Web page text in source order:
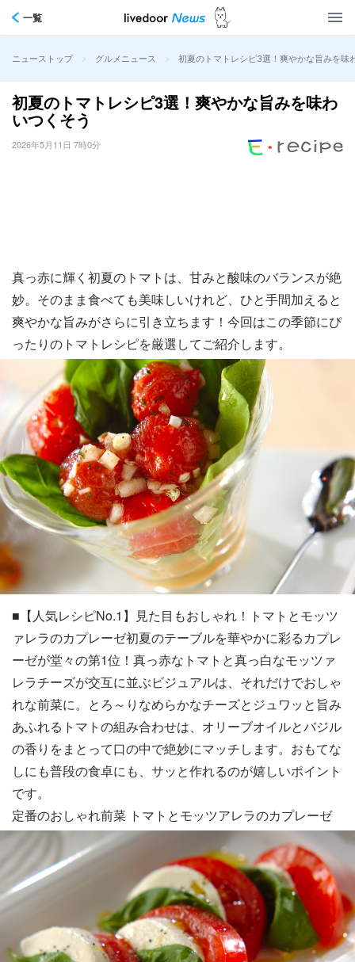
一覧
ニューストップ > グルメニュース > 初夏のトマトレシピ3選！爽やかな旨みを味
初夏のトマトレシピ3選！爽やかな旨みを味わ
いつくそう
2026年5月11日 7時0分
真っ赤に輝く初夏のトマトは、甘みと酸味のバランスが絶
妙。そのまま食べても美味しいけれど、ひと手間加えると
爽やかな旨みがさらに引き立ちます！今回はこの季節にぴ
ったりのトマトレシピを厳選してご紹介します。
■【人気レシピNo.1】見た目もおしゃれ！トマトとモッツ
ァレラのカプレーゼ初夏のテーブルを華やかに彩るカプレ
ーゼが堂々の第1位！真っ赤なトマトと真っ白なモッツァ
レラチーズが交互に並ぶビジュアルは、それだけでおしゃ
れな前菜に。とろ～りなめらかなチーズとジュワッと旨み
あふれるトマトの組み合わせは、オリーブオイルとバジル
の香りをまとって口の中で絶妙にマッチします。おもてな
しにも普段の食卓にも、サッと作れるのが嬉しいポイント
です。
定番のおしゃれ前菜 トマトとモッツアレラのカプレーゼ